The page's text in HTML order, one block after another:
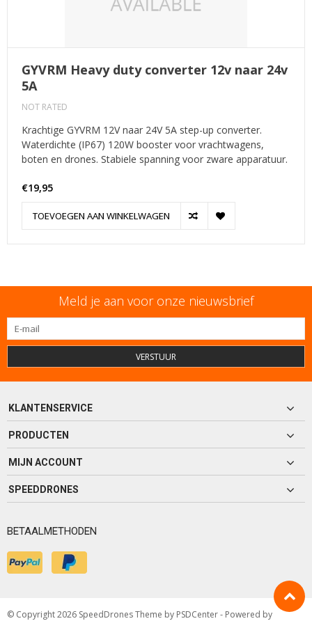
GYVRM Heavy duty converter 12v naar 24v
5A
NOT RATED
Krachtige GYVRM 12V naar 24V 5A step-up converter.
Waterdichte (IP67) 120W booster voor vrachtwagens,
boten en drones. Stabiele spanning voor zware apparatuur.
€19,95
TOEVOEGEN AAN WINKELWAGEN
Meld je aan voor onze nieuwsbrief
VERSTUUR
KLANTENSERVICE
PRODUCTEN
MIJN ACCOUNT
SPEEDDRONES
BETAALMETHODEN
© Copyright 2026 SpeedDrones Theme by PSDCenter- Powered by